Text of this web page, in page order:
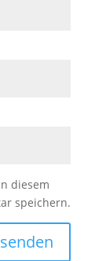
diesem
speichern.